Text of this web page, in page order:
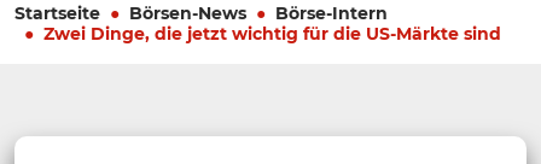
Startseite Börsen-News
Börse-Intern
Zwei Dinge, die jetzt wichtig für die US-Märkte sind